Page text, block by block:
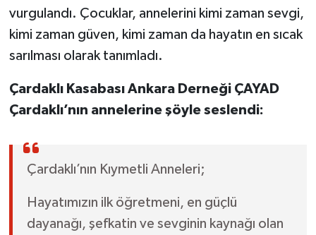
vurgulandı. Çocuklar, annelerini kimi zaman sevgi,
kimi zaman güven, kimi zaman da hayatın en sıcak
sarılması olarak tanımladı.
Çardaklı Kasabası Ankara Derneği ÇAYAD
Çardaklı’nın annelerine şöyle seslendi:
Çardaklı’nın Kıymetli Anneleri;
Hayatımızın ilk öğretmeni, en güçlü
dayanağı, şefkatin ve sevginin kaynağı olan